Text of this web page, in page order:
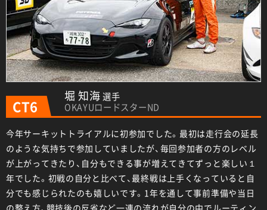
CT6
堀 知海選手
OKAYUロードスターND
今年サーキットトライアルに初参加でした。最初は走行会の延長
のような気持ちで参加していましたが、毎回参加者の方のレベル
が上がってきたり、自分もできる事が増えてきてずっと楽しい１
年でした。初戦の自分と比べて、最終戦は上手くなっていると自
分でも感じられたのも嬉しいです。1年を通して事前準備や当日